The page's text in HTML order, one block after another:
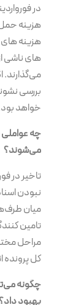
در
هزینه
هزینه های
های ناشی
می‌گذارند.
بررسی
خواهد
چه عواملی
می‌شوند؟
تاخیر در
نبودن
میان
تامین
مراحل
کل پرونده
چگونه
بهبود داد؟